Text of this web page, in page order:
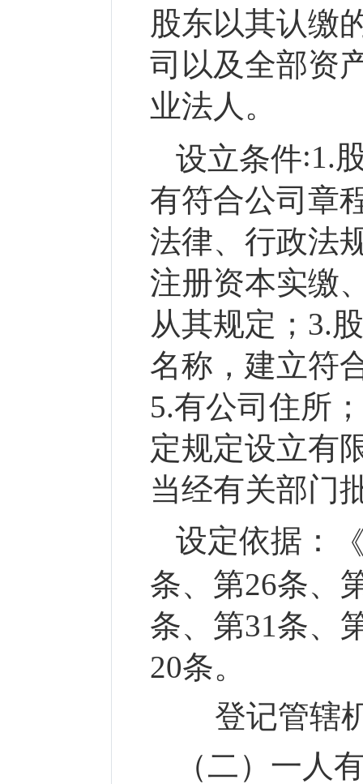
股东以其认缴
司以及全部资
业法人。
设立条件:1.
有符合公司章
法律、行政法
注册资本实缴
从其规定；3.
名称，建立符
5.有公司住所
定规定设立有
当经有关部门
设定依据：
条、第26条、
条、第31条、
20条。
登记管辖
（二）一人